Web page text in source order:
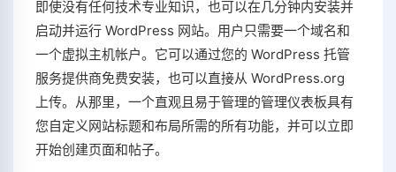
即使没有任何技术专业知识，也可以在几分钟内安装并
启动并运行 WordPress 网站。用户只需要一个域名和
一个虚拟主机帐户。它可以通过您的 WordPress 托管
服务提供商免费安装，也可以直接从 WordPress.org
上传。从那里，一个直观且易于管理的管理仪表板具有
您自定义网站标题和布局所需的所有功能，并可以立即
开始创建页面和帖子。